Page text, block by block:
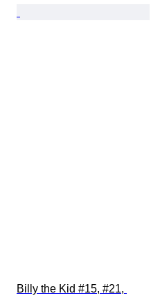
Billy the Kid #15, #21,